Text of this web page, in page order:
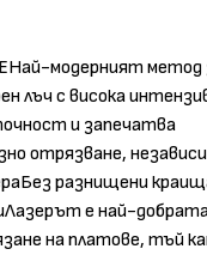
модерният метод
лъч с висока
и запечатва
отрязване,
разнищени
е най-
на платове, тъй